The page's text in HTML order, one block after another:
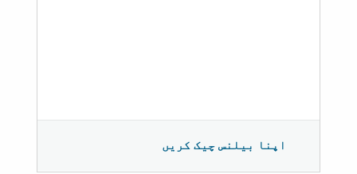
اپنا بیلنس چیک کریں